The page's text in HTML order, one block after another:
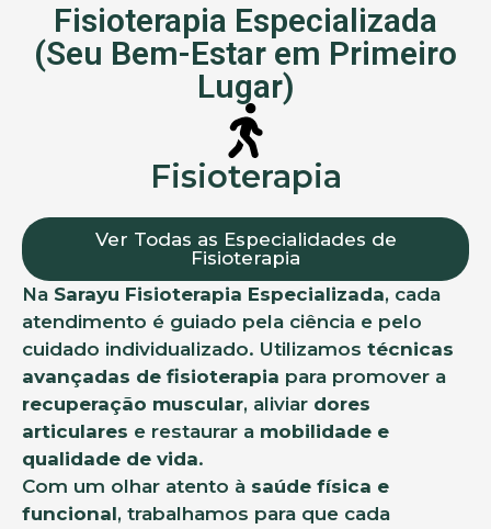
Fisioterapia Especializada
(Seu Bem-Estar em Primeiro
Lugar)
Fisioterapia
Ver Todas as Especialidades de
Fisioterapia
Na Sarayu Fisioterapia Especializada, cada
atendimento é guiado pela ciência e pelo
cuidado individualizado. Utilizamos técnicas
avançadas de fisioterapia para promover a
recuperação muscular, aliviar dores
articulares e restaurar a mobilidade e
qualidade de vida.
Com um olhar atento à saúde física e
funcional, trabalhamos para que cada